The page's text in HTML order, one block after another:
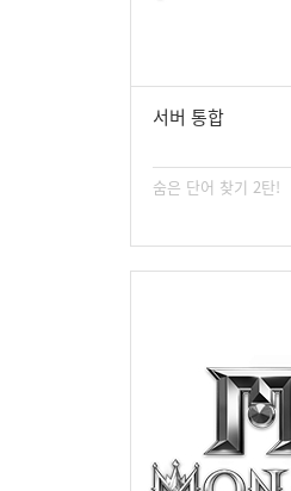
서버 통합
숨은 단어 찾기 2탄!